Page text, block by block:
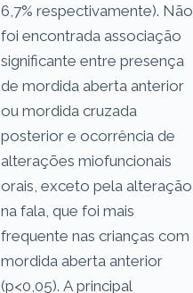
6,7% respectivamente). Não
foi encontrada associação
significante entre presença
de mordida aberta anterior
ou mordida cruzada
posterior e ocorrência de
alterações miofuncionais
orais, exceto pela alteração
na fala, que foi mais
frequente nas crianças com
mordida aberta anterior
(p<0,05). A principal